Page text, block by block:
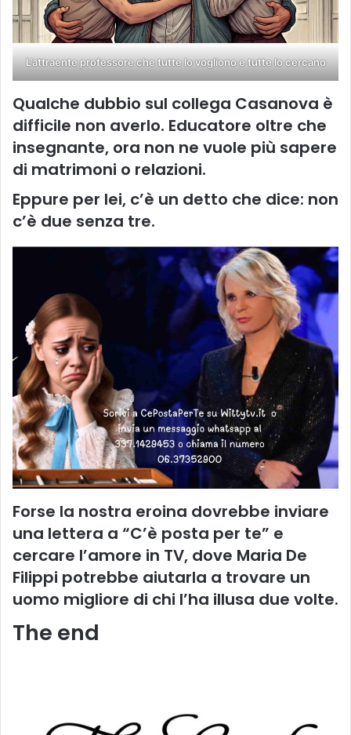
L’attraente professore che tutte lo vogliono e tutte lo cercano
Qualche dubbio sul collega Casanova è
difficile non averlo. Educatore oltre che
insegnante, ora non ne vuole più sapere
di matrimoni o relazioni.
Eppure per lei, c’è un detto che dice: non
c’è due senza tre.
Forse la nostra eroina dovrebbe inviare
una lettera a “C’è posta per te” e
cercare l’amore in TV, dove Maria De
Filippi potrebbe aiutarla a trovare un
uomo migliore di chi l’ha illusa due volte.
The end